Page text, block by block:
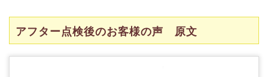
アフター点検後のお客様の声 原文